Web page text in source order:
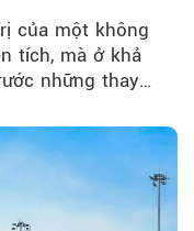
của một không
tích, mà ở khả
những thay